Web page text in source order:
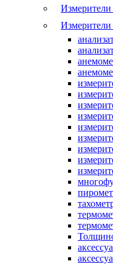
Измерители